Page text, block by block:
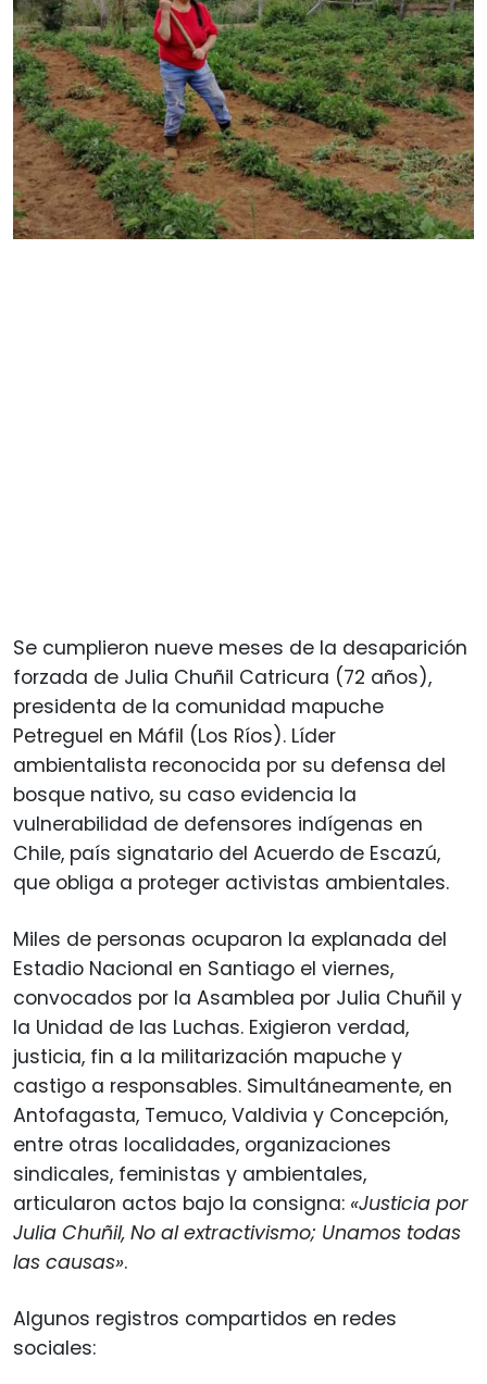
Se cumplieron nueve meses de la desaparición
forzada de Julia Chuñil Catricura (72 años),
presidenta de la comunidad mapuche
Petreguel en Máfil (Los Ríos). Líder
ambientalista reconocida por su defensa del
bosque nativo, su caso evidencia la
vulnerabilidad de defensores indígenas en
Chile, país signatario del Acuerdo de Escazú,
que obliga a proteger activistas ambientales.
Miles de personas ocuparon la explanada del
Estadio Nacional en Santiago el viernes,
convocados por la Asamblea por Julia Chuñil y
la Unidad de las Luchas. Exigieron verdad,
justicia, fin a la militarización mapuche y
castigo a responsables. Simultáneamente, en
Antofagasta, Temuco, Valdivia y Concepción,
entre otras localidades, organizaciones
sindicales, feministas y ambientales,
articularon actos bajo la consigna: «Justicia por
Julia Chuñil, No al extractivismo; Unamos todas
las causas».
Algunos registros compartidos en redes
sociales: